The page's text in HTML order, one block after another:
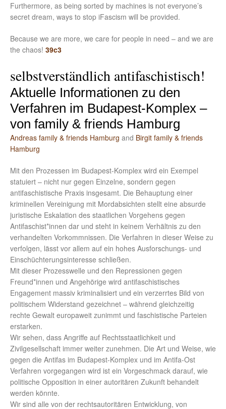
Furthermore, as being sorted by machines is not everyone’s
secret dream, ways to stop iFascism will be provided.
Because we are more, we care for people in need – and we are
the chaos! 39c3
selbstverständlich antifaschistisch!
Aktuelle Informationen zu den
Verfahren im Budapest-Komplex –
von family & friends Hamburg
Andreas family & friends Hamburg and Birgit family & friends
Hamburg
Mit den Prozessen im Budapest-Komplex wird ein Exempel
statuiert – nicht nur gegen Einzelne, sondern gegen
antifaschistische Praxis insgesamt. Die Behauptung einer
kriminellen Vereinigung mit Mordabsichten stellt eine absurde
juristische Eskalation des staatlichen Vorgehens gegen
Antifaschist*innen dar und steht in keinem Verhältnis zu den
verhandelten Vorkommnissen. Die Verfahren in dieser Weise zu
verfolgen, lässt vor allem auf ein hohes Ausforschungs- und
Einschüchterungsinteresse schließen.
Mit dieser Prozesswelle und den Repressionen gegen
Freund*innen und Angehörige wird antifaschistisches
Engagement massiv kriminalisiert und ein verzerrtes Bild von
politischem Widerstand gezeichnet – während gleichzeitig
rechte Gewalt europaweit zunimmt und faschistische Parteien
erstarken.
Wir sehen, dass Angriffe auf Rechtsstaatlichkeit und
Zivilgesellschaft immer weiter zunehmen. Die Art und Weise, wie
gegen die Antifas im Budapest-Komplex und im Antifa-Ost
Verfahren vorgegangen wird ist ein Vorgeschmack darauf, wie
politische Opposition in einer autoritären Zukunft behandelt
werden könnte.
Wir sind alle von der rechtsautoritären Entwicklung, von